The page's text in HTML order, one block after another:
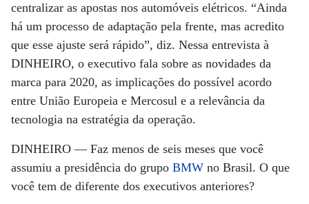
centralizar as apostas nos automóveis elétricos. “Ainda
há um processo de adaptação pela frente, mas acredito
que esse ajuste será rápido”, diz. Nessa entrevista à
DINHEIRO, o executivo fala sobre as novidades da
marca para 2020, as implicações do possível acordo
entre União Europeia e Mercosul e a relevância da
tecnologia na estratégia da operação.
DINHEIRO —Faz menos de seis meses que você
assumiu a presidência do grupo BMW no Brasil. O que
você tem de diferente dos executivos anteriores?